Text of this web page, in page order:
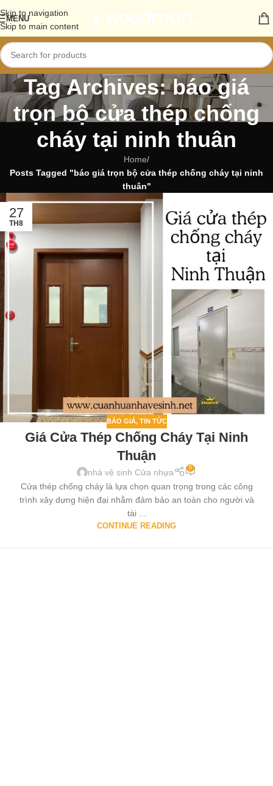
Skip to navigation
Skip to main content
MENU
Tag Archives: báo giá
trọn bộ cửa thép chống
cháy tại ninh thuân
Home/
Posts Tagged "báo giá trọn bộ cửa thép chống cháy tại ninh
thuân"
27
TH8
BÁO GIÁ, TIN TỨC
Giá Cửa Thép Chống Cháy Tại Ninh
Thuận
nhà vệ sinh Cửa nhựa 0
Cửa thép chống cháy là lựa chọn quan trọng trong các công
trình xây dựng hiện đại nhằm đảm bảo an toàn cho người và
tài ...
CONTINUE READING